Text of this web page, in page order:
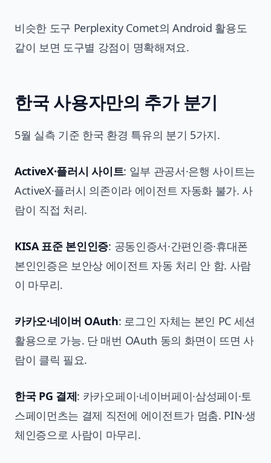
비슷한 도구 Perplexity Comet의 Android 활용도
같이 보면 도구별 강점이 명확해져요.
한국 사용자만의 추가 분기
5월 실측 기준 한국 환경 특유의 분기 5가지.
ActiveX·플러시 사이트: 일부 관공서·은행 사이트는
ActiveX·플러시 의존이라 에이전트 자동화 불가. 사
람이 직접 처리.
KISA 표준 본인인증: 공동인증서·간편인증·휴대폰
본인인증은 보안상 에이전트 자동 처리 안 함. 사람
이 마무리.
카카오·네이버 OAuth: 로그인 자체는 본인 PC 세션
활용으로 가능. 단 매번 OAuth 동의 화면이 뜨면 사
람이 클릭 필요.
한국 PG 결제: 카카오페이·네이버페이·삼성페이·토
스페이먼츠는 결제 직전에 에이전트가 멈춤. PIN·생
체인증으로 사람이 마무리.